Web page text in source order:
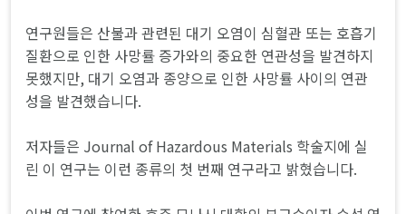
연구원들은 산불과 관련된 대기 오염이 심혈관 또는 호흡기
질환으로 인한 사망률 증가와의 중요한 연관성을 발견하지
못했지만, 대기 오염과 종양으로 인한 사망률 사이의 연관
성을 발견했습니다.
저자들은 Journal of Hazardous Materials 학술지에 실
린 이 연구는 이런 종류의 첫 번째 연구라고 밝혔습니다.